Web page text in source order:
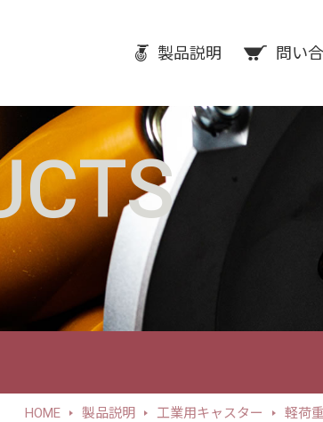
製品説明 問い
HOME 製品説明 工業用キャスター 軽荷